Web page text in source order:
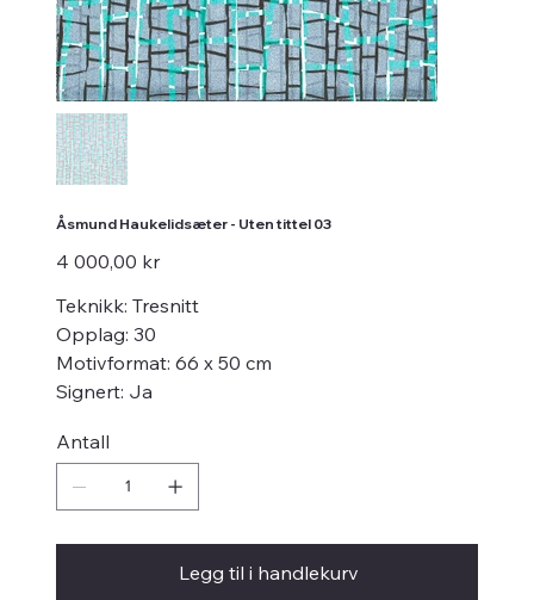
Åsmund Haukelidsæter - Uten tittel 03
Pris
4 000,00 kr
Teknikk: Tresnitt
Opplag: 30
Motivformat: 66 x 50 cm
Signert: Ja
Antall
Legg til i handlekurv